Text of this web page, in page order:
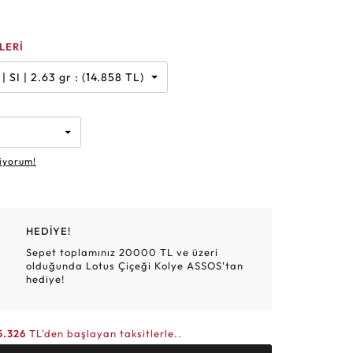
Karat | G | SI | 2.63 gr : (14.858 TL)
HEDİYE!
Sepet toplamınız 20000 TL ve üzeri
olduğunda Lotus Çiçeği Kolye ASSOS'tan
hediye!
TL'den başlayan taksitlerle..